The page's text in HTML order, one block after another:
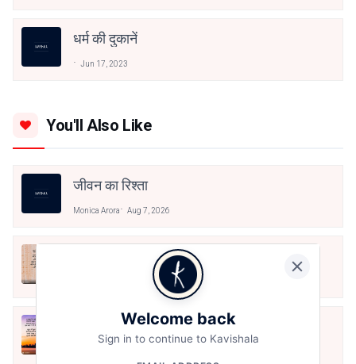
धर्म की दुकानें
Jun 17, 2023
You'll Also Like
जीवन का रिश्ता
Monica Arora Aug 7, 2026
Aug 6, 2026
क्या देव छोड़ शैतान मनाऊँ
Welcome back
Sign in to continue to Kavishala